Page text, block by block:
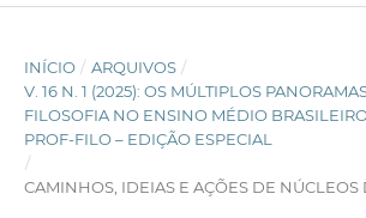
INÍCIO / ARQUIVOS /
V. 16 N. 1 (2025): OS MÚLTIPLOS
FILOSOFIA NO ENSINO MÉDIO
PROF-FILO – EDIÇÃO ESPECIAL
/
CAMINHOS, IDEIAS E AÇÕES DE NÚCLEOS